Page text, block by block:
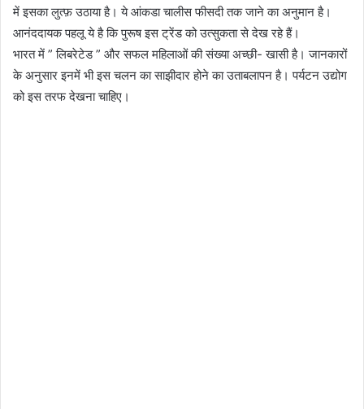
में इसका लुत्फ़ उठाया है। ये आंकडा चालीस फीसदी तक जाने का अनुमान है।
आनंददायक पहलू ये है कि पुरूष इस ट्रेंड को उत्सुकता से देख रहे हैं।
भारत में ” लिबरेटेड ” और सफल महिलाओं की संख्या अच्छी- खासी है। जानकारों
के अनुसार इनमें भी इस चलन का साझीदार होने का उताबलापन है। पर्यटन उद्योग
को इस तरफ देखना चाहिए।